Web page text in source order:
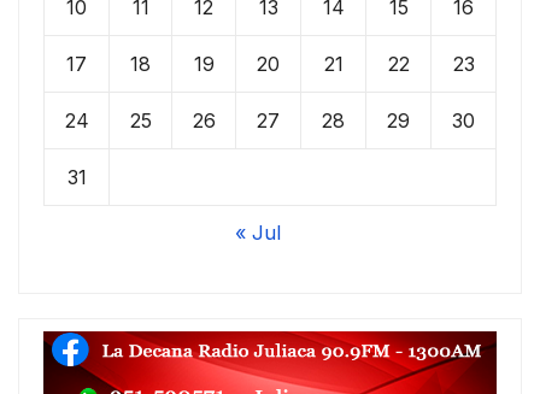
10 11 12 13 14 15 16
17 18 19 20 21 22 23
24 25 26 27 28 29 30
31
« Jul